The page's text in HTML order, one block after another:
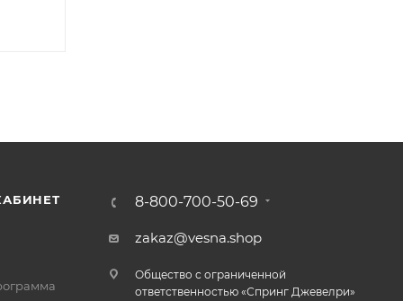
8-800-700-50-69
zakaz@vesna.shop
Общество с ограниченной
ответственностью «Спринг Джевелри»